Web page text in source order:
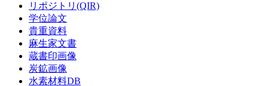
リポジトリ(QIR)
学位論文
貴重資料
麻生家文書
蔵書印画像
炭鉱画像
水素材料DB